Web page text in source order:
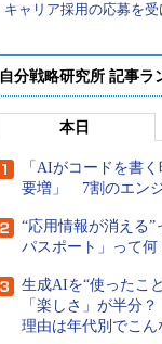
キャリア採用の応募を
自分戦略研究所 記事ラ
本日
「AIがコードを書
要増」 7割のエン
“応用情報が消える
パスポート」って
生成AIを“使ったこ
「楽しさ」が半分
理由は年代別でこん